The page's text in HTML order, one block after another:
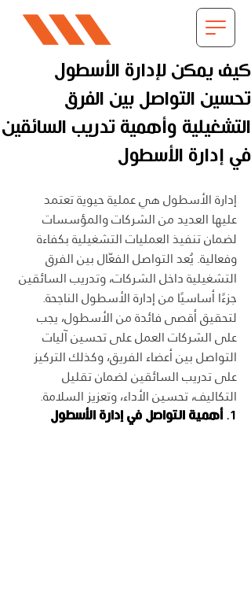
كيف يمكن لإدارة الأسطول
تحسين التواصل بين الفرق
التشغيلية وأهمية تدريب السائقين
في إدارة الأسطول
إدارة الأسطول هي عملية حيوية تعتمد
عليها العديد من الشركات والمؤسسات
لضمان تنفيذ العمليات التشغيلية بكفاءة
وفعالية. يُعد التواصل الفعّال بين الفرق
التشغيلية داخل الشركات، وتدريب السائقين
جزءًا أساسيًا من إدارة الأسطول الناجحة.
لتحقيق أقصى فائدة من الأسطول، يجب
على الشركات العمل على تحسين آليات
التواصل بين أعضاء الفريق، وكذلك التركيز
على تدريب السائقين لضمان تقليل
التكاليف، تحسين الأداء، وتعزيز السلامة.
1. أهمية التواصل في إدارة الأسطول